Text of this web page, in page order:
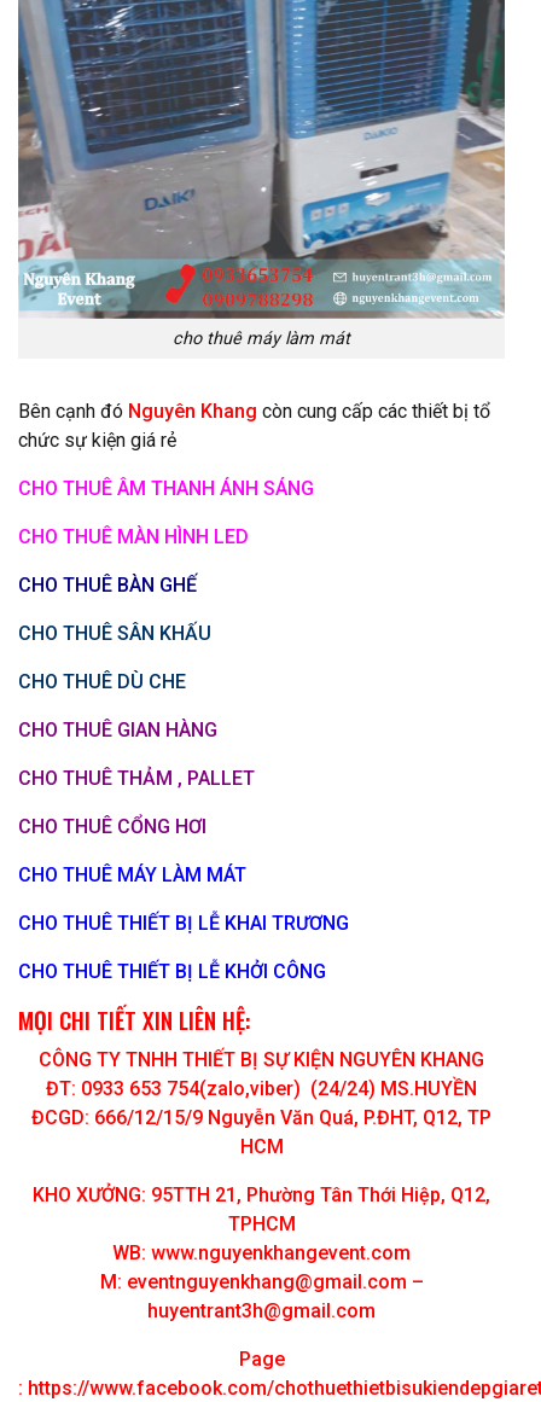
cho thuê máy làm mát
Bên cạnh đó Nguyên Khang còn cung cấp các thiết bị tổ
chức sự kiện giá rẻ
CHO THUÊ ÂM THANH ÁNH SÁNG
CHO THUÊ MÀN HÌNH LED
CHO THUÊ BÀN GHẾ
CHO THUÊ SÂN KHẤU
CHO THUÊ DÙ CHE
CHO THUÊ GIAN HÀNG
CHO THUÊ THẢM , PALLET
CHO THUÊ CỔNG HƠI
CHO THUÊ MÁY LÀM MÁT
CHO THUÊ THIẾT BỊ LỄ KHAI TRƯƠNG
CHO THUÊ THIẾT BỊ LỄ KHỞI CÔNG
MỌI CHI TIẾT XIN LIÊN HỆ:
CÔNG TY TNHH THIẾT BỊ SỰ KIỆN NGUYÊN KHANG
ĐT: 0933 653 754(zalo,viber) (24/24) MS.HUYỀN
ĐCGD: 666/12/15/9 Nguyễn Văn Quá, P.ĐHT, Q12, TP
HCM
KHO XƯỞNG: 95TTH 21, Phường Tân Thới Hiệp, Q12,
TPHCM
WB: www.nguyenkhangevent.com
M: eventnguyenkhang@gmail.com –
huyentrant3h@gmail.com
Page
: https://www.facebook.com/